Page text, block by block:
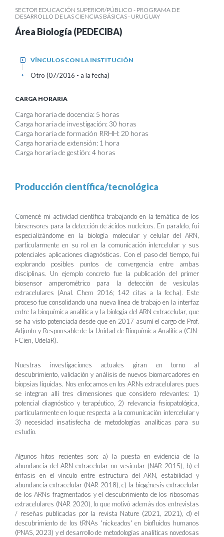
SECTOR EDUCACIÓN SUPERIOR/PÚBLICO - PROGRAMA DE
DESARROLLO DE LAS CIENCIAS BÁSICAS - URUGUAY
Área Biología (PEDECIBA)
VÍNCULOS CON LA INSTITUCIÓN
+
Otro (07/2016 - a la fecha)
+
CARGA HORARIA
Carga horaria de docencia: 5 horas
Carga horaria de investigación: 30 horas
Carga horaria de formación RRHH: 20 horas
Carga horaria de extensión: 1 hora
Carga horaria de gestión: 4 horas
Producción científica/tecnológica
Comencé mi actividad científica trabajando en la temática de los
biosensores para la detección de ácidos nucleicos. En paralelo, fui
especializándome en la biología molecular y celular del ARN,
particularmente en su rol en la comunicación intercelular y sus
potenciales aplicaciones diagnósticas. Con el paso del tiempo, fui
explorando posibles puntos de convergencia entre ambas
disciplinas. Un ejemplo concreto fue la publicación del primer
biosensor amperométrico para la detección de vesículas
extracelulares (Anal. Chem 2016; 142 citas a la fecha). Este
proceso fue consolidando una nueva línea de trabajo en la interfaz
entre la bioquímica analítica y la biología del ARN extracelular, que
se ha visto potenciada desde que en 2017 asumí el cargo de Prof.
Adjunto y Responsable de la Unidad de Bioquímica Analítica (CIN-
FCien, UdelaR).
Nuestras investigaciones actuales giran en torno al
descubrimiento, validación y análisis de nuevos biomarcadores en
biopsias líquidas. Nos enfocamos en los ARNs extracelulares pues
se integran allí tres dimensiones que considero relevantes: 1)
potencial diagnóstico y terapéutico, 2) relevancia fisiopatológica,
particularmente en lo que respecta a la comunicación intercelular y
3) necesidad insatisfecha de metodologías analíticas para su
estudio.
Algunos hitos recientes son: a) la puesta en evidencia de la
abundancia del ARN extracelular no vesicular (NAR 2015), b) el
énfasis en el vínculo entre estructura del ARN, estabilidad y
abundancia extracelular (NAR 2018), c) la biogénesis extracelular
de los ARNs fragmentados y el descubrimiento de los ribosomas
extracelulares (NAR 2020), lo que motivó además dos entrevistas
/ reseñas publicadas por la revista Nature (2021, 2021), d) el
descubrimiento de los tRNAs 'nickeados' en biofluidos humanos
(PNAS, 2023) y el desarrollo de metodologías analíticas novedosas